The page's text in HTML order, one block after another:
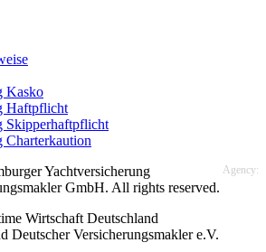
Kasko
Haftpflicht
Skipperhaftpflicht
Charterkaution
Agency:
Yachtversicherung
GmbH. All rights reserved.